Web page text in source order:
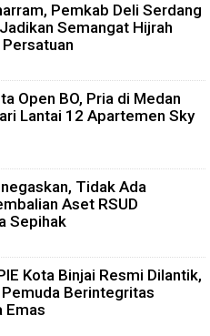
Pemkab Deli Serdang
Semangat Hijrah
Open BO, Pria di Medan
Lantai 12 Apartemen Sky
Tidak Ada
Aset RSUD
Sepihak
Kota Binjai Resmi Dilantik,
Berintegritas
Emas